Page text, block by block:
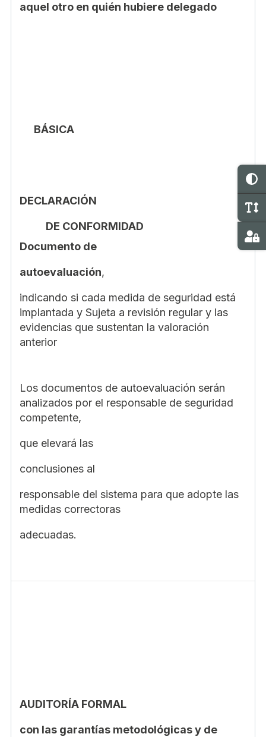
aquel otro en quién hubiere delegado
BÁSICA
DECLARACIÓN
DE CONFORMIDAD
Documento de
autoevaluación,
indicando si cada medida de seguridad está
implantada y Sujeta a revisión regular y las
evidencias que sustentan la valoración
anterior
Los documentos de autoevaluación serán
analizados por el responsable de seguridad
competente,
que elevará las
conclusiones al
responsable del sistema para que adopte las
medidas correctoras
adecuadas.
AUDITORÍA FORMAL
con las garantías metodológicas y de